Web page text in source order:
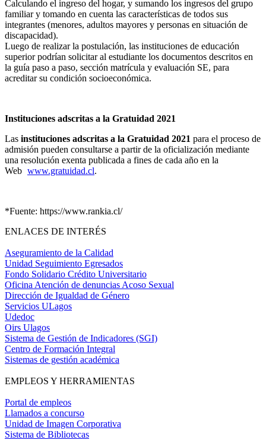
Calculando el ingreso del hogar, y sumando los ingresos del grupo
familiar y tomando en cuenta las características de todos sus
integrantes (menores, adultos mayores y personas en situación de
discapacidad).
Luego de realizar la postulación, las instituciones de educación
superior podrían solicitar al estudiante los documentos descritos en
la guía paso a paso, sección matrícula y evaluación SE, para
acreditar su condición socioeconómica.
Instituciones adscritas a la Gratuidad 2021
Las instituciones adscritas a la Gratuidad 2021 para el proceso de
admisión pueden consultarse a partir de la oficialización mediante
una resolución exenta publicada a fines de cada año en la
Web www.gratuidad.cl.
*Fuente: https://www.rankia.cl/
ENLACES DE INTERÉS
Aseguramiento de la Calidad
Unidad Seguimiento Egresados
Fondo Solidario Crédito Universitario
Oficina Atención de denuncias Acoso Sexual
Dirección de Igualdad de Género
Servicios ULagos
Udedoc
Oirs Ulagos
Sistema de Gestión de Indicadores (SGI)
Centro de Formación Integral
Sistemas de gestión académica
EMPLEOS Y HERRAMIENTAS
Portal de empleos
Llamados a concurso
Unidad de Imagen Corporativa
Sistema de Bibliotecas